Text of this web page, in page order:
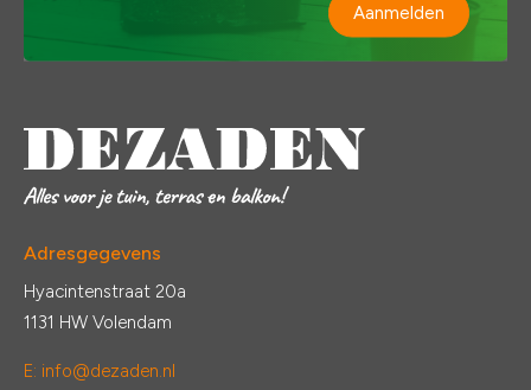
Aanmelden
Adresgegevens
Hyacintenstraat 20a
1131 HW Volendam
E: info@dezaden.nl